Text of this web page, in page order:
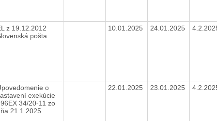
z 19.12.2012
pošta
10.01.2025 24.01.2025
o
exekúcie
34/20-11 zo
21.1.2025
22.01.2025 23.01.2025